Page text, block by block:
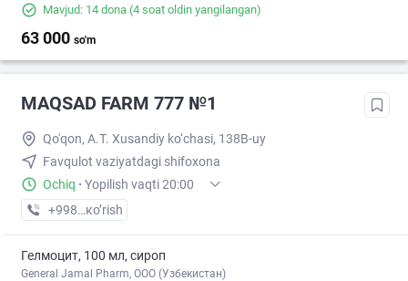
Mavjud: 14 dona (4 soat oldin yangilangan)
63 000 so'm
MAQSAD FARM 777 №1
Qo'qon, A.T. Xusandiy ko‘chasi, 138B-uy
Favqulot vaziyatdagi shifoxona
Ochiq · Yopilish vaqti 20:00
+998 (73) XXX-XX-XX
кo’rish
Гелмоцит, 100 мл, сироп
General Jamal Pharm, OOO (Узбекистан)